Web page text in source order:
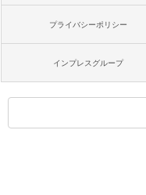
プライバシーポリシー
インプレスグループ